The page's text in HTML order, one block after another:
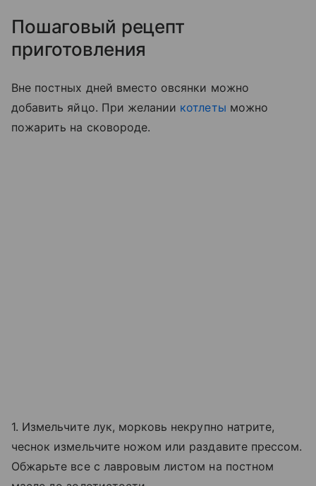
Пошаговый рецепт
приготовления
Вне постных дней вместо овсянки можно
добавить яйцо. При желании котлеты можно
пожарить на сковороде.
1. Измельчите лук, морковь некрупно натрите,
чеснок измельчите ножом или раздавите прессом.
Обжарьте все с лавровым листом на постном